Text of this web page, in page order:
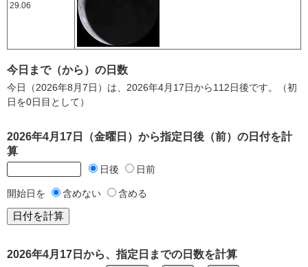
29.06
今日まで（から）の日数
今日（2026年8月7日）は、2026年4月17日から112日後です。（初
日を0日目として）
2026年4月17日（金曜日）から指定日後（前）の日付を計
算
日後 日前
開始日を 含めない 含める
2026年4月17日から、指定日までの日数を計算